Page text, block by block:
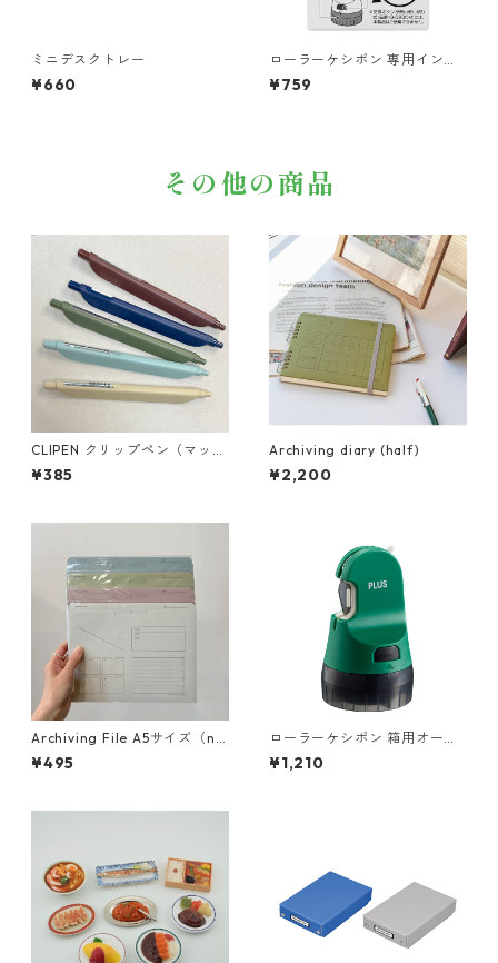
ミニデスクトレー
¥660
ローラーケシポン 専用インク
カートリッジ
¥759
その他の商品
CLIPEN クリップペン（マッ
ト）
¥385
Archiving diary (half)
¥2,200
Archiving File A5サイズ（na
tural color）
¥495
ローラーケシポン 箱用オープ
ナー
¥1,210